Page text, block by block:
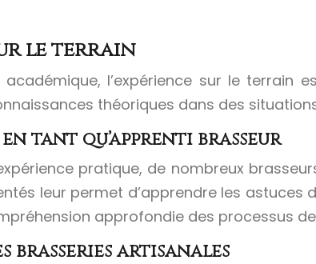
le terrain
l’expérience sur le terrain
théoriques dans des
tant qu’apprenti brasseur
pratique, de nombreux
leur permet d’apprendre les
approfondie des processus
brasseries artisanales